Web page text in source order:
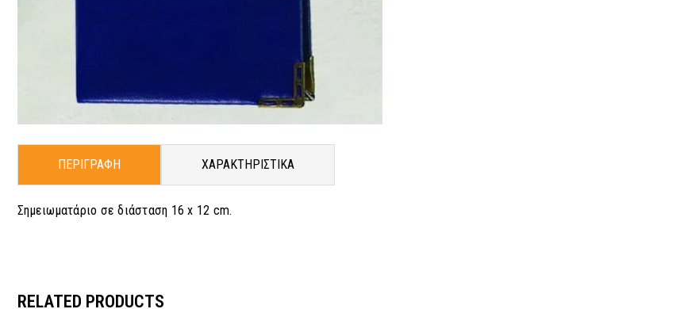
ΠΕΡΙΓΡΑΦΗ ΧΑΡΑΚΤΗΡΙΣΤΙΚΑ
Σημειωματάριο σε διάσταση 16 x 12 cm.
RELATED PRODUCTS